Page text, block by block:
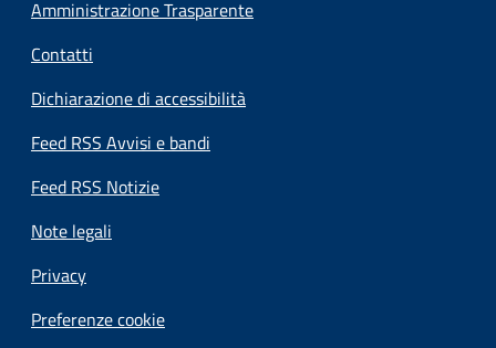
Amministrazione Trasparente
Contatti
Dichiarazione di accessibilità
Feed RSS Avvisi e bandi
Feed RSS Notizie
Note legali
Privacy
Preferenze cookie